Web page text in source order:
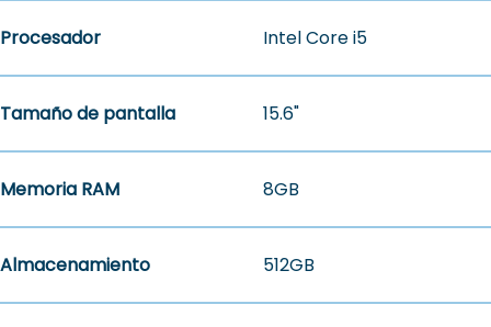
Procesador Intel Core i5
Tamaño de pantalla 15.6"
Memoria RAM 8GB
Almacenamiento 512GB